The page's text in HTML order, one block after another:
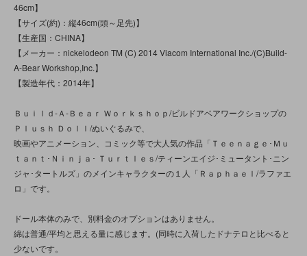
46cm】
【サイズ(約)：縦46cm(頭～足先)】
【生産国：CHINA】
【メーカー：nickelodeon TM (C) 2014 Viacom International Inc./(C)Build-
A-Bear Workshop,Inc.】
【製造年代：2014年】
Ｂｕｉｌｄ‐Ａ‐Ｂｅａｒ Ｗｏｒｋｓｈｏｐ/ビルドアベアワークショップの
Ｐｌｕｓｈ Ｄｏｌｌ/ぬいぐるみで、
映画やアニメーション、コミック等で大人気の作品「Ｔｅｅｎａｇｅ･Ｍｕ
ｔａｎｔ･Ｎｉｎｊａ･ Ｔｕｒｔｌｅｓ/ティーンエイジ･ミュータント･ニン
ジャ･タートルズ」のメインキャラクターの１人「Ｒａｐｈａｅｌ/ラファエ
ロ」です。
ドール本体のみで、別料金のオプションはありません。
綿は普通/平均と思える量に感じます。(同時に入荷したドナテロと比べると
少ないです。